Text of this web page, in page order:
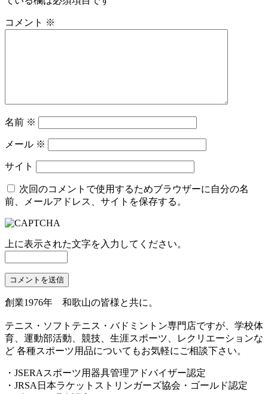
コメント ※
名前 ※
メール ※
サイト
次回のコメントで使用するためブラウザーに自分の名
前、メールアドレス、サイトを保存する。
上に表示された文字を入力してください。
創業1976年 和歌山の皆様と共に。
テニス・ソフトテニス・バドミントン専門店ですが、学校体
育、運動部活動、競技、生涯スポーツ、レクリエーションな
ど 各種スポーツ用品についてもお気軽にご相談下さい。
・JSERAスポーツ用器具管理アドバイザー認定
・JRSA日本ラケットストリンガーズ協会・ゴールド認定